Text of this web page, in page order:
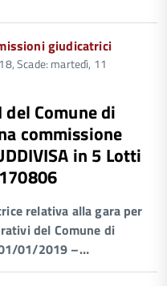
giudicatrici
Scade: martedì, 11
del Comune di
commissione
in 5 Lotti
relativa alla gara per
del Comune di
01/2019 –…